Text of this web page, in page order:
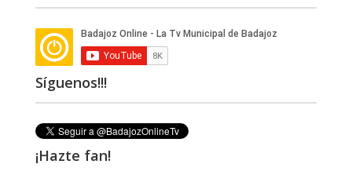
Síguenos!!!
¡Hazte fan!